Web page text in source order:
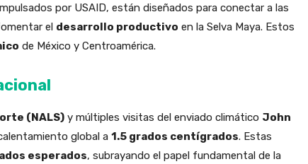
por USAID, están diseñados para conectar a las
el desarrollo productivo en la Selva Maya. Estos
de México y Centroamérica.
(NALS) y múltiples visitas del enviado climático John
global a 1.5 grados centígrados. Estas
esperados, subrayando el papel fundamental de la